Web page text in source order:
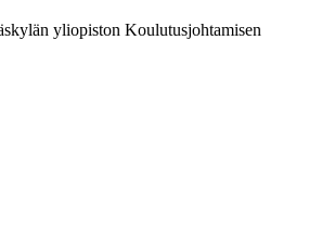
yliopiston Koulutusjohtamisen